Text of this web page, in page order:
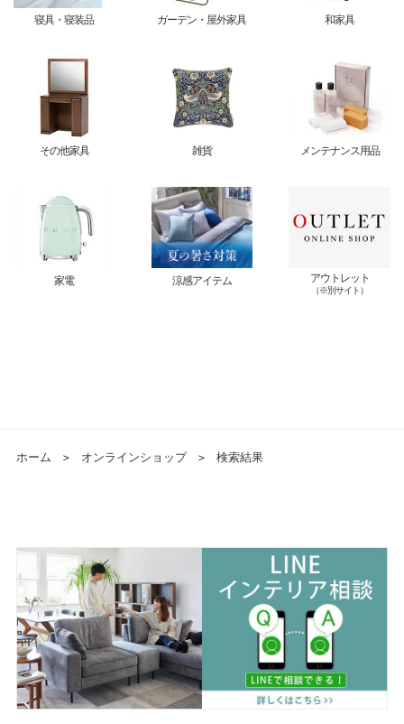
寝具・寝装品 ガーデン・屋外家具 和家具
その他家具 雑貨 メンテナンス用品
家電 涼感アイテム アウトレット
（※別サイト）
ホーム ＞ オンラインショップ ＞ 検索結果